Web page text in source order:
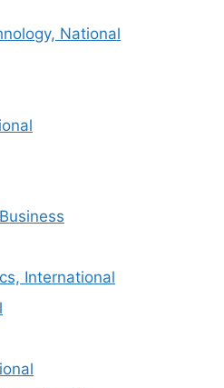
National
International